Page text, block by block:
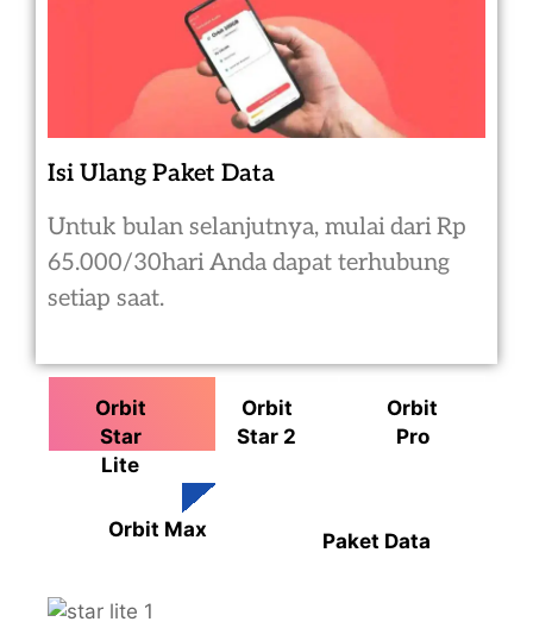
Isi Ulang Paket Data
Untuk bulan selanjutnya, mulai dari Rp
65.000/30hari Anda dapat terhubung
setiap saat.
Orbit
Star
Lite
Orbit
Star 2
Orbit
Pro
Orbit Max Paket Data